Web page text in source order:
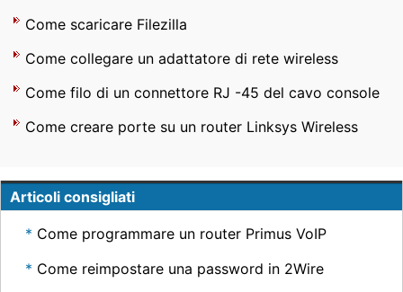
Come scaricare Filezilla
Come collegare un adattatore di rete wireless
Come filo di un connettore RJ -45 del cavo console
Come creare porte su un router Linksys Wireless
Articoli consigliati
Come programmare un router Primus VoIP
Come reimpostare una password in 2Wire